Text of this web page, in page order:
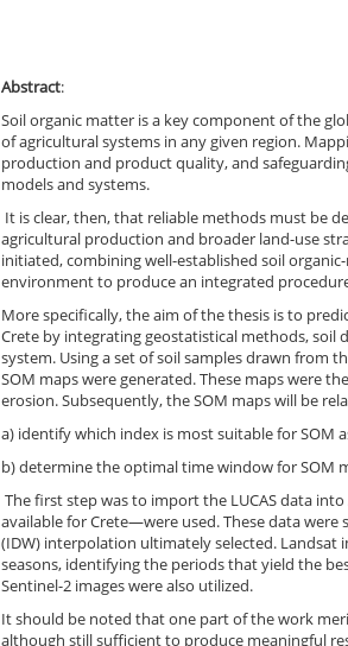
Abstract:
Soil organic matter is a key component of the
of agricultural systems in any given region.
production and product quality, and
models and systems.
It is clear, then, that reliable methods must be
agricultural production and broader land-use
initiated, combining well-established soil
environment to produce an integrated
More specifically, the aim of the thesis is to
Crete by integrating geostatistical methods, soil
system. Using a set of soil samples drawn from
SOM maps were generated. These maps were
erosion. Subsequently, the SOM maps will be
a) identify which index is most suitable for SOM
b) determine the optimal time window for SOM
The first step was to import the LUCAS data
available for Crete—were used. These data
(IDW) interpolation ultimately selected. Landsat
seasons, identifying the periods that yield the
Sentinel-2 images were also utilized.
It should be noted that one part of the work
although still sufficient to produce meaningful